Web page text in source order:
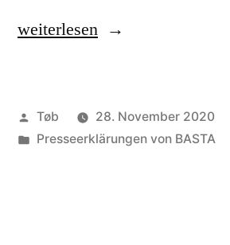
„Pressemitteilung
Mai
weiterlesen
Veröffentlicht
von
Tøb
28. November 2020
Veröffentlicht
Presseerklärungen von BASTA